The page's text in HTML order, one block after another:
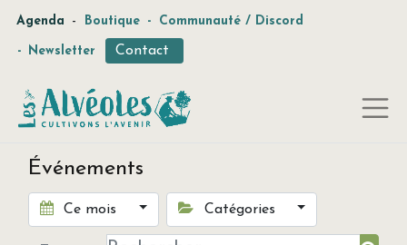
Agenda - Boutique - Communauté / Discord
- Newsletter Contact
Événements
Ce mois Catégories